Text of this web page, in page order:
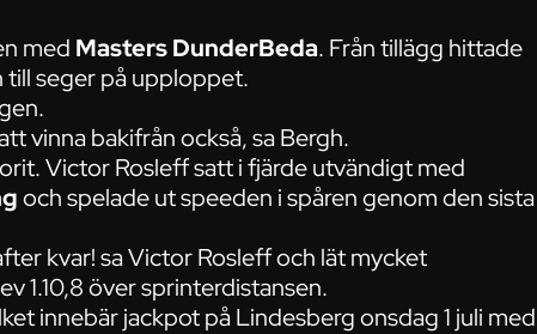
med Masters DunderBeda. Från tillägg hittade
till seger på upploppet.
vinna bakifrån också, sa Bergh.
Victor Rosleff satt i fjärde utvändigt med
och spelade ut speeden i spåren genom den sista
kvar! sa Victor Rosleff och lät mycket
1.10,8 över sprinterdistansen.
innebär jackpot på Lindesberg onsdag 1 juli med